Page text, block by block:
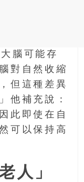
腦可能存
對自然收縮
但這種差異
他補充說：
此即使在自
可以保持高
人」